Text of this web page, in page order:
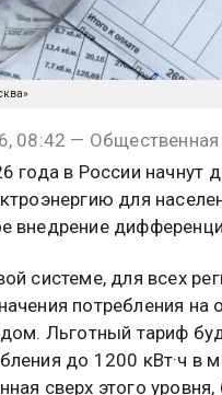
08:42 —
года в России начнут
для
внедрение
системе, для всех
потребления на
Льготный тариф
до 1200 кВт·ч в
сверх этого